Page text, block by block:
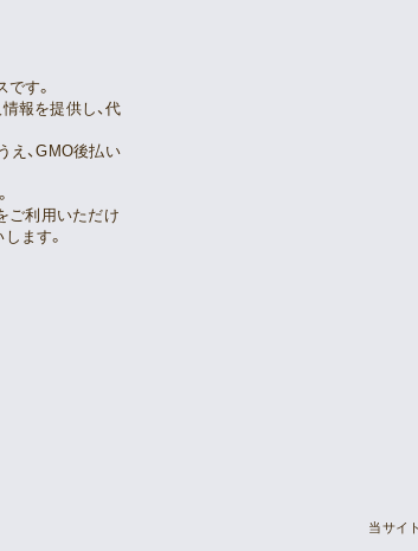
す。
報を提供し、代
え、GMO後払い
ご利用いただけ
ます。
当サイ